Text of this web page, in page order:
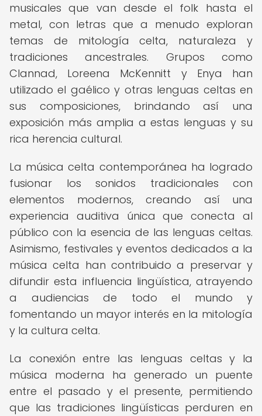
musicales que van desde el folk hasta el
metal, con letras que a menudo exploran
temas de mitología celta, naturaleza y
tradiciones ancestrales. Grupos como
Clannad, Loreena McKennitt y Enya han
utilizado el gaélico y otras lenguas celtas en
sus composiciones, brindando así una
exposición más amplia a estas lenguas y su
rica herencia cultural.
La música celta contemporánea ha logrado
fusionar los sonidos tradicionales con
elementos modernos, creando así una
experiencia auditiva única que conecta al
público con la esencia de las lenguas celtas.
Asimismo, festivales y eventos dedicados a la
música celta han contribuido a preservar y
difundir esta influencia lingüística, atrayendo
a audiencias de todo el mundo y
fomentando un mayor interés en la mitología
y la cultura celta.
La conexión entre las lenguas celtas y la
música moderna ha generado un puente
entre el pasado y el presente, permitiendo
que las tradiciones lingüísticas perduren en